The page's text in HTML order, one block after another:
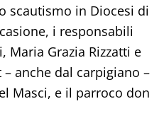
scautismo in Diocesi di
i responsabili
Maria Grazia Rizzatti e
anche dal carpigiano –
Masci, e il parroco don